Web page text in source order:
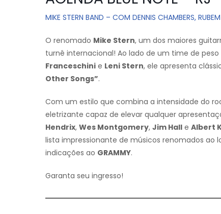
MIKE STERN BAND – COM DENNIS CHAMBERS,
O renomado Mike Stern, um dos maiores
turnê internacional! Ao lado de um time de
Franceschini e Leni Stern, ele apresenta
Other Songs”.
Com um estilo que combina a intensidade do
eletrizante capaz de elevar qualquer
Hendrix, Wes Montgomery, Jim Hall e Albert
lista impressionante de músicos renomados ao
indicações ao GRAMMY.
Garanta seu ingresso!